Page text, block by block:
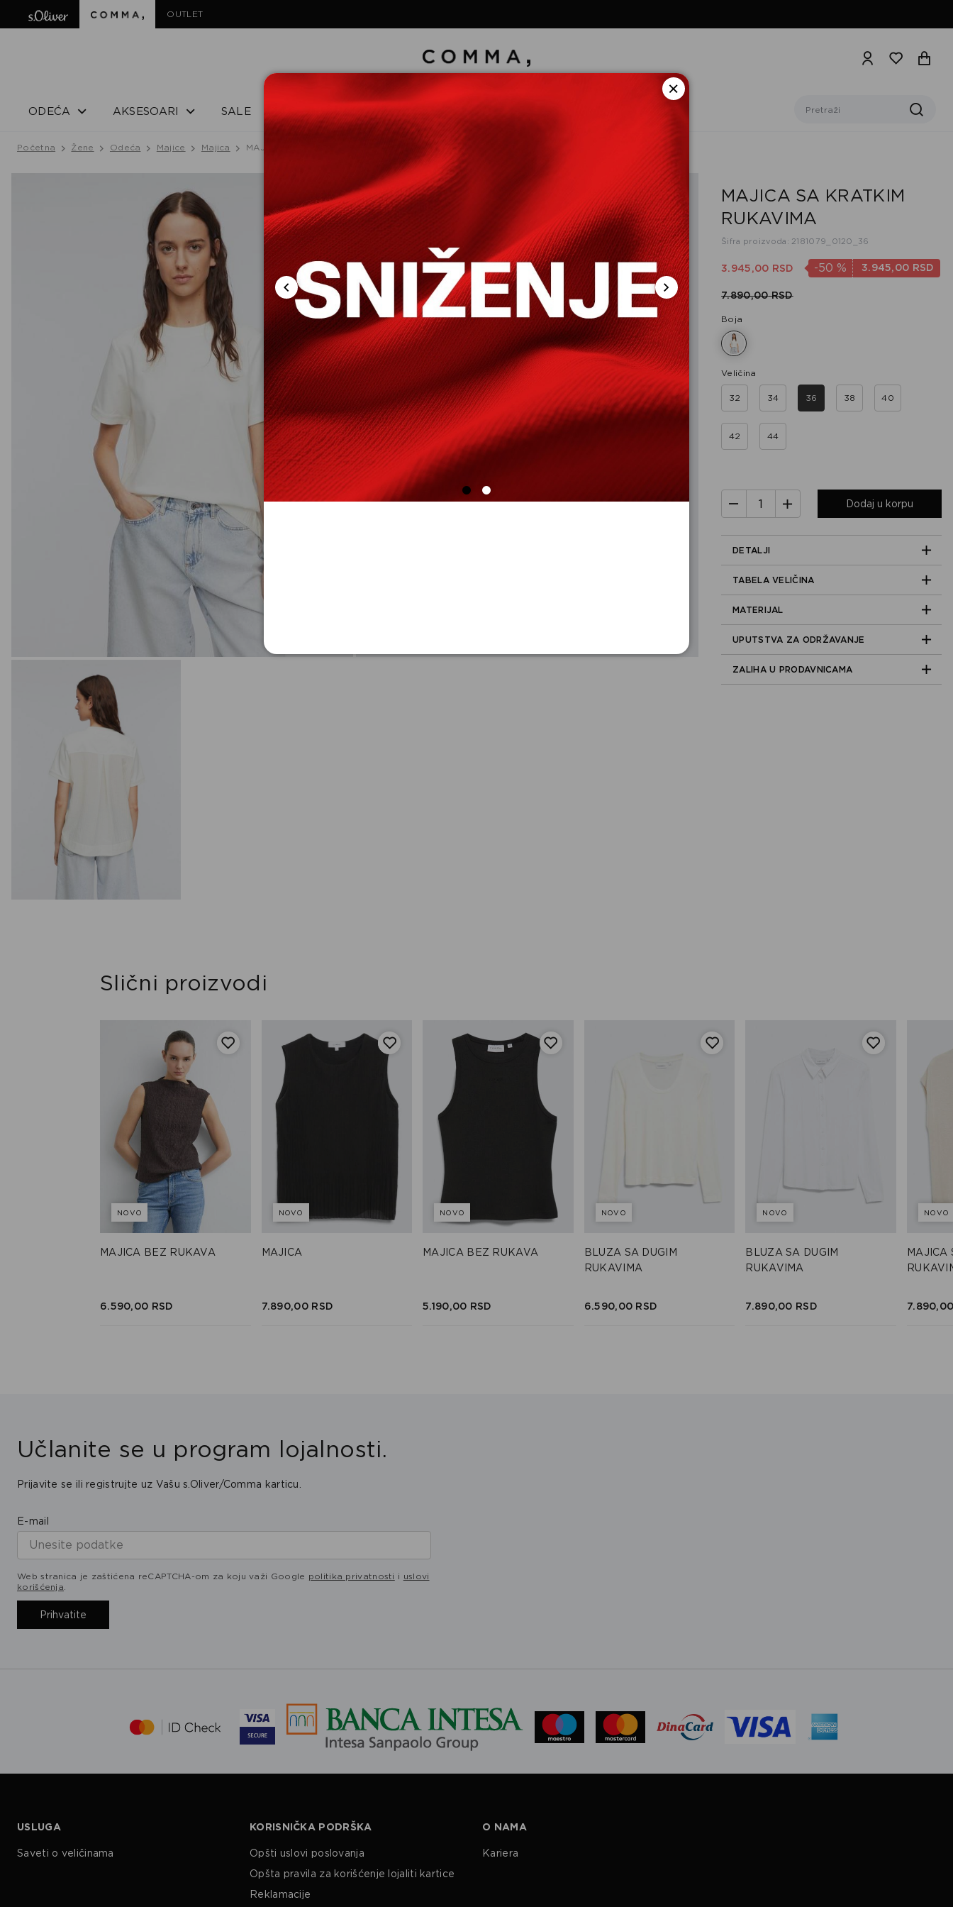
OUTLET
ODEĆA AKSESOARI SALE
Početna Žene Odeća Majice Majica MAJICA SA KRATKIM RUKAVIMA
MAJICA SA KRATKIM
RUKAVIMA
Šifra proizvoda: 2181079_0120_36
3.945,00 RSD -50 % 3.945,00 RSD
7.890,00 RSD
Boja
Veličina
32 34 36 38 40
42 44
Dodaj u korpu
DETALJI
TABELA VELIČINA
MATERIJAL
UPUTSTVA ZA ODRŽAVANJE
ZALIHA U PRODAVNICAMA
Slični proizvodi
NOVO
MAJICA BEZ RUKAVA
6.590,00 RSD
NOVO
MAJICA
7.890,00 RSD
NOVO
MAJICA BEZ RUKAVA
5.190,00 RSD
NOVO
BLUZA SA DUGIM
RUKAVIMA
6.590,00 RSD
NOVO
BLUZA SA DUGIM
RUKAVIMA
7.890,00 RSD
NOVO
MAJICA
7.890,
Učlanite se u program lojalnosti.
Prijavite se ili registrujte uz Vašu s.Oliver/Comma karticu.
E-mail
Web stranica je zaštićena reCAPTCHA-om za koju važi Google politika privatnosti i uslovi
korišćenja
Prihvatite
USLUGA
Saveti o veličinama
KORISNIČKA PODRŠKA
Opšti uslovi poslovanja
Opšta pravila za korišćenje lojaliti kartice
Reklamacije
O NAMA
Kariera